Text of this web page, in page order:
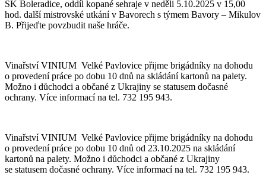
SK Boleradice, oddíl kopané sehraje v neděli 5.10.2025 v 15,00
hod. další mistrovské utkání v Bavorech s týmem Bavory – Mikulov
B. Přijeďte povzbudit naše hráče.
Vinařství VINIUM Velké Pavlovice přijme brigádníky na dohodu
o provedení práce po dobu 10 dnů na skládání kartonů na palety.
Možno i důchodci a občané z Ukrajiny se statusem dočasné
ochrany. Více informací na tel. 732 195 943.
Vinařství VINIUM Velké Pavlovice přijme brigádníky na dohodu
o provedení práce po dobu 10 dnů od 23.10.2025 na skládání
kartonů na palety. Možno i důchodci a občané z Ukrajiny
se statusem dočasné ochrany. Více informací na tel. 732 195 943.